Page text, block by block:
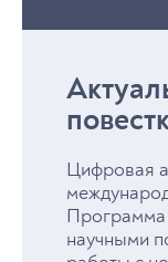
Цифровая
Программа
научными